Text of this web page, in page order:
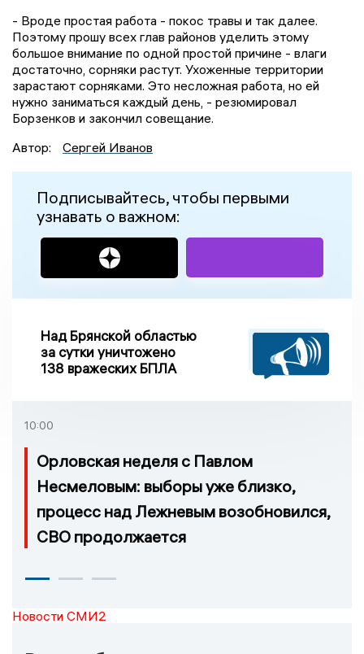
- Вроде простая работа - покос травы и так далее.
Поэтому прошу всех глав районов уделить этому
большое внимание по одной простой причине - влаги
достаточно, сорняки растут. Ухоженные территории
зарастают сорняками. Это несложная работа, но ей
нужно заниматься каждый день, - резюмировал
Борзенков и закончил совещание.
Автор:
Сергей Иванов
Подписывайтесь, чтобы первыми
узнавать о важном:
Над Брянской областью
за сутки уничтожено
138 вражеских БПЛА
10:00
Орловская неделя с Павлом
Несмеловым: выборы уже близко,
процесс над Лежневым возобновился,
СВО продолжается
Новости СМИ2